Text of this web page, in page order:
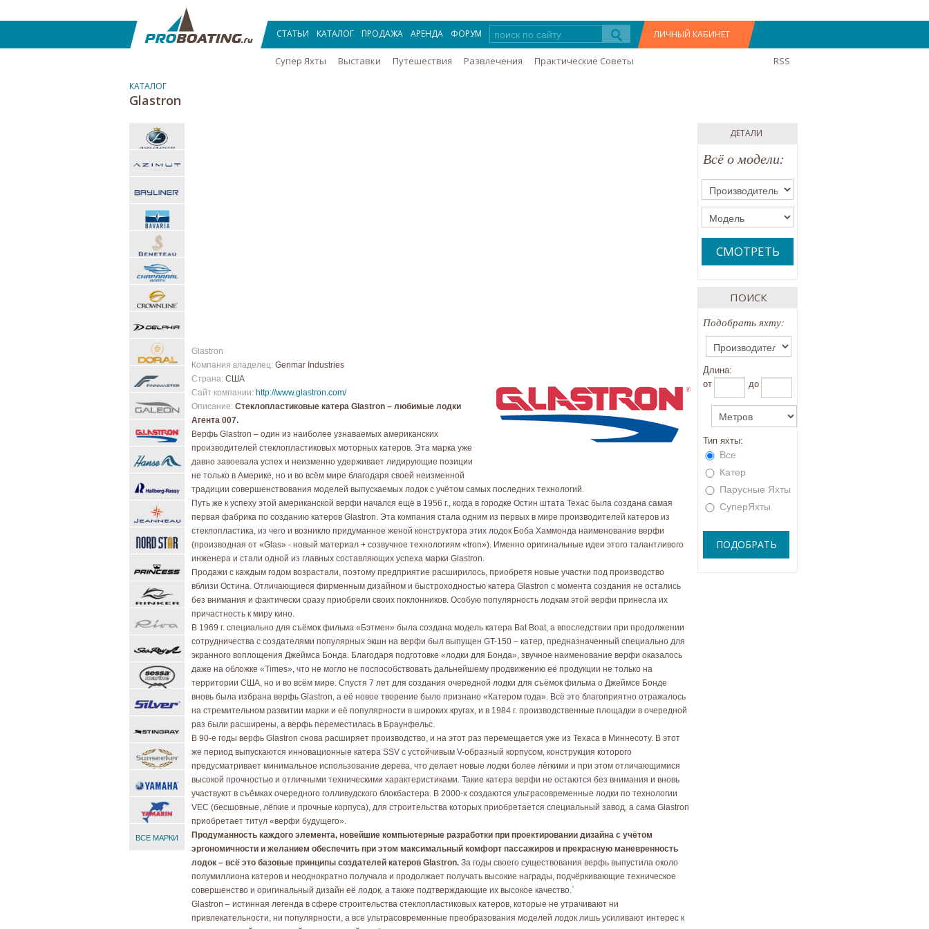
СТАТЬИ КАТАЛОГ ПРОДАЖА АРЕНДА ФОРУМ ЛИЧНЫЙ КАБИНЕТ
Супер Яхты Выставки Путешествия Развлечения Практические Советы RSS
КАТАЛОГ
Glastron
ВСЕ МАРКИ
Glastron
Компания владелец: Genmar Industries
Страна: США
Сайт компании: http://www.glastron.com/
Описание: Стеклопластиковые катера Glastron – любимые лодки
Агента 007.
Верфь Glastron – один из наиболее узнаваемых американских
производителей стеклопластиковых моторных катеров. Эта марка уже
давно завоевала успех и неизменно удерживает лидирующие позиции
не только в Америке, но и во всём мире благодаря своей неизменной
традиции совершенствования моделей выпускаемых лодок с учётом самых последних технологий.
Путь же к успеху этой американской верфи начался ещё в 1956 г., когда в городке Остин штата Техас была создана самая
первая фабрика по созданию катеров Glastron. Эта компания стала одним из первых в мире производителей катеров из
стеклопластика, из чего и возникло придуманное женой конструктора этих лодок Боба Хаммонда наименование верфи
(производная от «Glas» - новый материал + созвучное технологиям «tron»). Именно оригинальные идеи этого талантливого
инженера и стали одной из главных составляющих успеха марки Glastron.
Продажи с каждым годом возрастали, поэтому предприятие расширилось, приобретя новые участки под производство
вблизи Остина. Отличающиеся фирменным дизайном и быстроходностью катера Glastron с момента создания не остались
без внимания и фактически сразу приобрели своих поклонников. Особую популярность лодкам этой верфи принесла их
причастность к миру кино.
В 1969 г. специально для съёмок фильма «Бэтмен» была создана модель катера Bat Boat, а впоследствии при продолжении
сотрудничества с создателями популярных экшн на верфи был выпущен GT-150 – катер, предназначенный специально для
экранного воплощения Джеймса Бонда. Благодаря подготовке «лодки для Бонда», звучное наименование верфи оказалось
даже на обложке «Times», что не могло не поспособствовать дальнейшему продвижению её продукции не только на
территории США, но и во всём мире. Спустя 7 лет для создания очередной лодки для съёмок фильма о Джеймсе Бонде
вновь была избрана верфь Glastron, а её новое творение было признано «Катером года». Всё это благоприятно отражалось
на стремительном развитии марки и её популярности в широких кругах, и в 1984 г. производственные площадки в очередной
раз были расширены, а верфь переместилась в Браунфельс.
В 90-е годы верфь Glastron снова расширяет производство, и на этот раз перемещается уже из Техаса в Миннесоту. В этот
же период выпускаются инновационные катера SSV с устойчивым V-образный корпусом, конструкция которого
предусматривает минимальное использование дерева, что делает новые лодки более лёгкими и при этом отличающимися
высокой прочностью и отличными техническими характеристиками. Такие катера верфи не остаются без внимания и вновь
участвуют в съёмках очередного голливудского блокбастера. В 2000-х создаются ультрасовременные лодки по технологии
VEC (бесшовные, лёгкие и прочные корпуса), для строительства которых приобретается специальный завод, а сама Glastron
приобретает титул «верфи будущего».
Продуманность каждого элемента, новейшие компьютерные разработки при проектировании дизайна с учётом
эргономичности и желанием обеспечить при этом максимальный комфорт пассажиров и прекрасную маневренность
лодок – всё это базовые принципы создателей катеров Glastron. За годы своего существования верфь выпустила около
полумиллиона катеров и неоднократно получала и продолжает получать высокие награды, подчёркивающие техническое
совершенство и оригинальный дизайн её лодок, а также подтверждающие их высокое качество.`
Glastron – истинная легенда в сфере строительства стеклопластиковых катеров, которые не утрачивают ни
привлекательности, ни популярности, а все ультрасовременные преобразования моделей лодок лишь усиливают интерес к
ДЕТАЛИ
Всё о модели:
СМОТРЕТЬ
ПОИСК
Подобрать яхту:
Длина:
oт
до
Тип яхты:
Все
Катер
Парусные Яхты
СуперЯхты